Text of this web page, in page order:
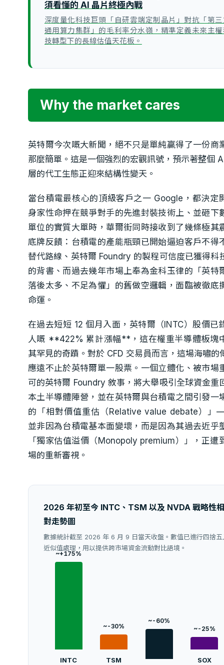
須看懂的 AI 晶片終極內戰
深度量化科技巨頭「自研雲端定制晶片」對抗「第
通用算力集群」的毛利率分水嶺，精準定義未來主
技轉型下的長線估值天花板。
Why the market cares
英特爾今次嘅大新聞，絕不只是單純贏得了一份商
那麼簡單。這是一個強烈的宏觀訊號，預示著整個
層的代工生態正迎來結構性變天。
當台積電最核心的頂級客戶之一 Google，都決定
身家性命押在競爭對手的先進封裝技術上、並砸下
單位的實質大單時，華爾街同時接收到了幾條極其
底牌反饋：台積電的產能瓶頸已開始逼迫客戶不得
替代路線、英特爾 Foundry 的製程可信度已獲得科
的背書、而過去幾年市場上奉為金科玉律的「英特
落後太多、不足為懼」的舊做空邏輯，面臨被徹底
命運。
在過去短短 12 個月入面，英特爾（INTC）股價已
人嘅 **422% 累計漲幅**，這在權重半導體板塊
其罕見的奇蹟。對於 CFD 交易員而言，這場海嘯的
應遠不止於英特爾單一股票。一個立體化、被市場
可的英特爾 Foundry 敘事，將大舉吸引全球資金重
本土半導體陣營，並在英特爾與台積電之間引發一
的「相對價值重估（Relative value debate）
並非因為台積電基本面變壞，而是因為其過去近乎
「獨家估值溢價（Monopoly premium）」，正遭
場的重新審視。
2026 年初至今 INTC、TSM 以及 NVDA 戰略性相
對走勢圖
數據統計截至 2026 年 6 月 9 日當天收盤。數值已進行四捨五
近似值處理，用以提供跨市場資金流動對比語境。
~+175%
INTC
~-30%
TSM
~-60%
~-25%
SOX